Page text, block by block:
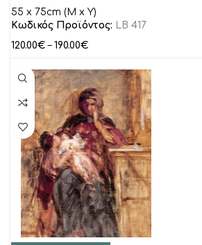
55 x 75cm (M x Y)
Κωδικός Προϊόντος: LB 417
120.00€ – 190.00€